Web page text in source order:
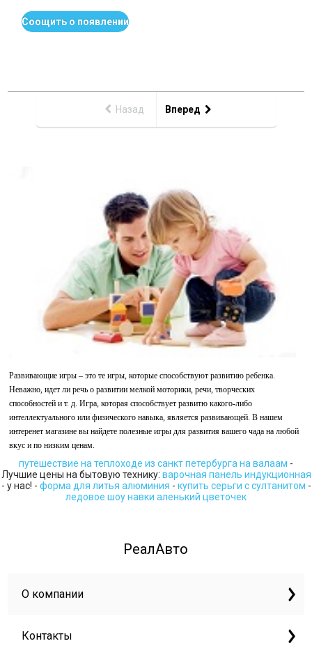
Соощить о появлении
Назад Вперед
Развивающие игры – это те игры, которые способствуют развитию ребенка.
Неважно, идет ли речь о развитии мелкой моторики, речи, творческих
способностей и т. д. Игра, которая способствует развитю какого-либо
интеллектуального или физического навыка, является развивающей. В нашем
интеренет магазине вы найдете полезные игры для развития вашего чада на любой
вкус и по низким ценам.
путешествие на теплоходе из санкт петербурга на валаам -
Лучшие цены на бытовую технику: варочная панель индукционная
- у нас! - форма для литья алюминия - купить серьги с султанитом -
ледовое шоу навки аленький цветочек
РеалАвто
О компании
Контакты